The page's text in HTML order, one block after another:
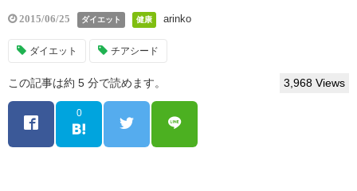
2015/06/25 ダイエット 健康 arinko
ダイエット チアシード
この記事は約 5 分で読めます。 3,968 Views
0